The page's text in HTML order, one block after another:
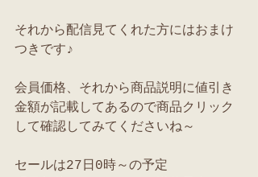
それから配信見てくれた方にはおまけ
つきです♪
会員価格、それから商品説明に値引き
金額が記載してあるので商品クリック
して確認してみてくださいね～
セールは27日0時～の予定